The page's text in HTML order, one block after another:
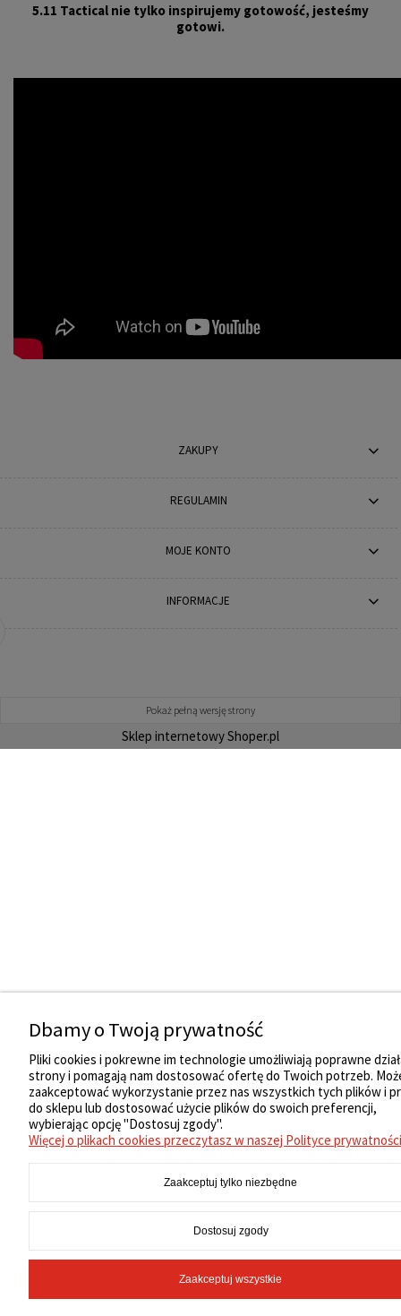
5.11 Tactical nie tylko inspirujemy gotowość, jesteśmy
gotowi.
ZAKUPY
REGULAMIN
MOJE KONTO
INFORMACJE
Pokaż pełną wersję strony
Sklep internetowy Shoper.pl
Dbamy o Twoją prywatność
Pliki cookies i pokrewne im technologie umożliwiają poprawne
strony i pomagają nam dostosować ofertę do Twoich potrzeb.
zaakceptować wykorzystanie przez nas wszystkich tych plików i
do sklepu lub dostosować użycie plików do swoich preferencji,
wybierając opcję "Dostosuj zgody".
Więcej o plikach cookies przeczytasz w naszej Polityce
Zaakceptuj tylko niezbędne
Dostosuj zgody
Zaakceptuj wszystkie